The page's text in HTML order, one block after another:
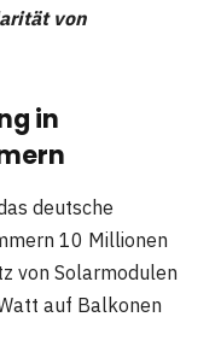
von
in
deutsche
10 Millionen
von Solarmodulen
auf Balkonen